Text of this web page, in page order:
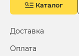
Каталог
Доставка
Оплата